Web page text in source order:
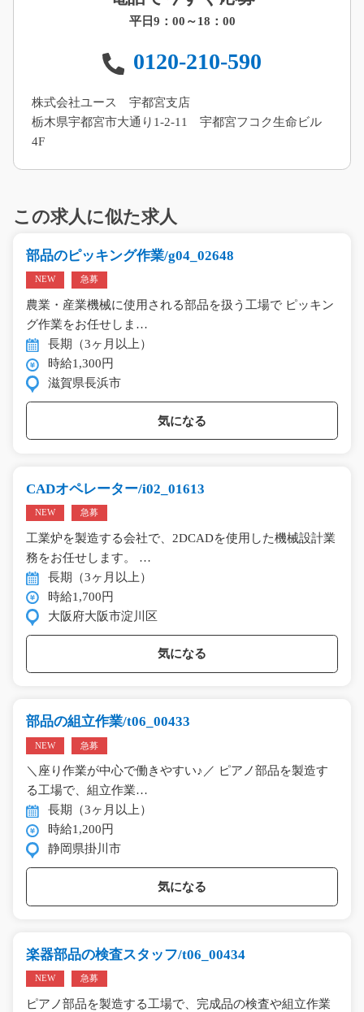
平日9：00～18：00
0120-210-590
株式会社ユース 宇都宮支店
栃木県宇都宮市大通り1-2-11 宇都宮フコク生命ビル
4F
この求人に似た求人
部品のピッキング作業/g04_02648
NEW 急募
農業・産業機械に使用される部品を扱う工場で ピッキン
グ作業をお任せしま…
長期（3ヶ月以上）
時給1,300円
滋賀県長浜市
気になる
CADオペレーター/i02_01613
NEW 急募
工業炉を製造する会社で、2DCADを使用した機械設計業
務をお任せします。 …
長期（3ヶ月以上）
時給1,700円
大阪府大阪市淀川区
気になる
部品の組立作業/t06_00433
NEW 急募
＼座り作業が中心で働きやすい♪／ ピアノ部品を製造す
る工場で、組立作業…
長期（3ヶ月以上）
時給1,200円
静岡県掛川市
気になる
楽器部品の検査スタッフ/t06_00434
NEW 急募
ピアノ部品を製造する工場で、完成品の検査や組立作業